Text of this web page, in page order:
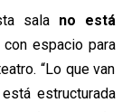
sala no está
espacio para
“Lo que van
estructurada